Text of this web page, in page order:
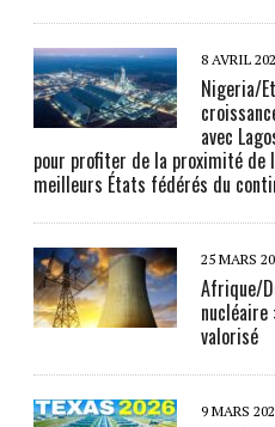
8 AVRIL
Nigeria/
avec
pour profiter de la proximité de
meilleurs États fédérés du
25 MARS
Afrique/
valorisé
9 MARS